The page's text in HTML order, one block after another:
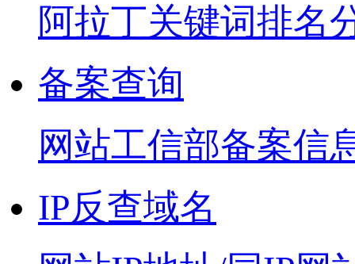
阿拉丁关键词排名
备案查询
网站工信部备案信
IP反查域名